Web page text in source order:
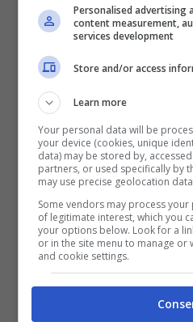
Ma le sorprese non
Super Adventure
lusso: la 1390
nome lungo per una
alzare ancora l’asticella
adventure. E per chi
formato più compatto,
nuove proposte: la 125
la 125 Enduro R e la
Il futuro elettrico non è
minicross SX-E 3 e SX-
mentre la gamma
Personalised advertising
content measurement,
services development
Store and/or access
Learn more
Your personal data will be
your device (cookies, unique
data) may be stored by,
partners, or used specifically by
may use precise geolocation
Some vendors may process
of legitimate interest, which you
your options below. Look for a
or in the site menu to manage or
and cookie settings.